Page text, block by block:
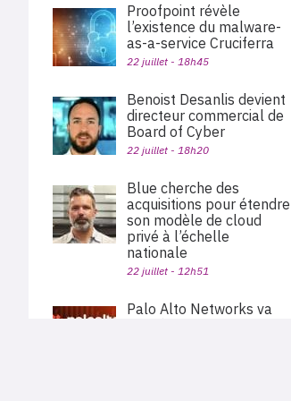
Proofpoint révèle
l’existence du malware-
as-a-service Cruciferra
22 juillet - 18h45
Benoist Desanlis devient
directeur commercial de
Board of Cyber
22 juillet - 18h20
Blue cherche des
acquisitions pour étendre
son modèle de cloud
privé à l’échelle
nationale
22 juillet - 12h51
Palo Alto Networks va